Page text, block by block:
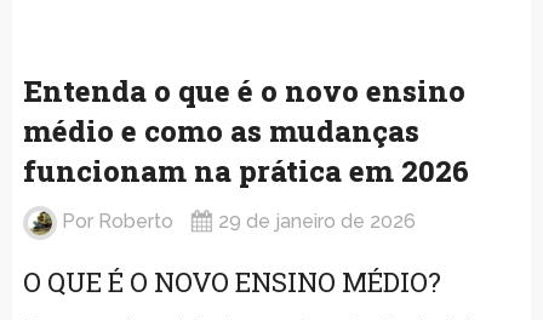
Entenda o que é o novo ensino
médio e como as mudanças
funcionam na prática em 2026
Por Roberto 29 de janeiro de 2026
O QUE É O NOVO ENSINO MÉDIO?